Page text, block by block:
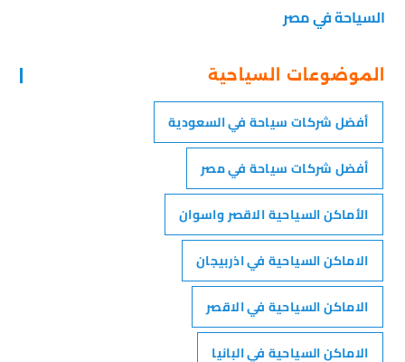
السياحة في مصر
الموضوعات السياحية
أفضل شركات سياحة في السعودية
أفضل شركات سياحة في مصر
الأماكن السياحية الاقصر واسوان
الاماكن السياحية في اذربيجان
الاماكن السياحية في الاقصر
الاماكن السياحية في البانيا